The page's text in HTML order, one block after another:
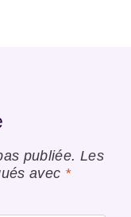
publiée. Les
avec *